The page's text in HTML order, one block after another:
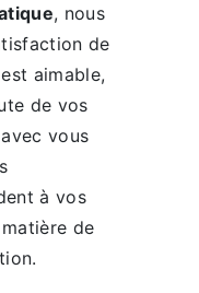
, nous
de
aimable,
de vos
vous
à vos
de